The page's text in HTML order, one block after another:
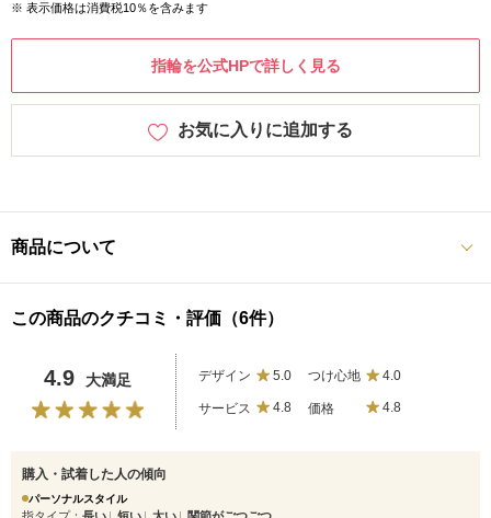
※ 表示価格は消費税10％を含みます
指輪を公式HPで詳しく見る
お気に入りに追加する
商品について
この商品のクチコミ・評価（6件）
4.9 大満足 デザイン 5.0 つけ心地 4.0
サービス 4.8 価格 4.8
購入・試着した人の傾向
パーソナルスタイル